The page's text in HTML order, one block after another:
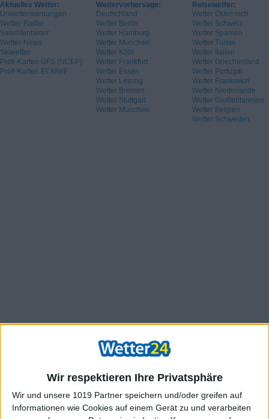
Wir respektieren Ihre Privatsphäre
Wir und unsere 1019 Partner speichern und/oder greifen auf
Informationen wie Cookies auf einem Gerät zu und verarbeiten
Aktuelles Wetter:
Unwetterwarnungen
Wetter-Radar
Satellitenbilder
Wetter-News
Skiwetter
Profi-Karten GFS (NCEP)
Profi-Karten ECMWF
Wettervorhersage:
Deutschland
Wetter Berlin
Wetter Hamburg
Wetter München
Wetter Köln
Wetter Frankfurt
Wetter Essen
Wetter Leipzig
Wetter Bremen
Wetter Stuttgart
Wetter München
Reisewetter:
Wetter Österreich
Wetter Schweiz
Wetter Spanien
Wetter Türkei
Wetter Italien
Wetter Griechenland
Wetter Portugal
Wetter Frankreich
Wetter Niederlande
Wetter Großbritannien
Wetter Belgien
Wetter Schweden